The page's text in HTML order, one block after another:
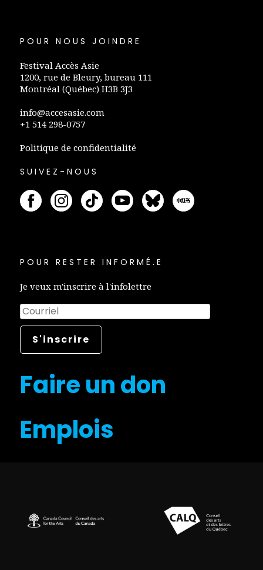
POUR NOUS JOINDRE
Festival Accès Asie
1200, rue de Bleury, bureau 111
Montréal (Québec) H3B 3J3
info@accesasie.com
+1 514 298-0757
Politique de confidentialité
SUIVEZ-NOUS
POUR RESTER INFORMÉ.E
Je veux m'inscrire à l'infolettre
Faire un don
Emplois